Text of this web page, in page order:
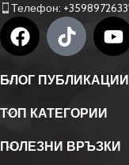
Телефон:
БЛОГ ПУБЛИКАЦИИ
ТОП КАТЕГОРИИ
ПОЛЕЗНИ ВРЪЗКИ